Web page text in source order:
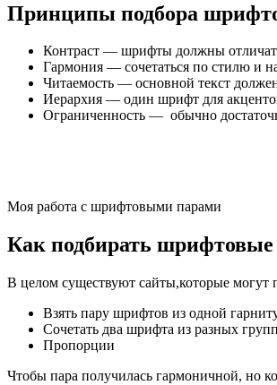
Принципы подбора
Контраст — шрифты должны
Гармония — сочетаться по стилю и
Читаемость — основной текст должен
Иерархия — один шрифт для
Ограниченность — обычно
Моя работа с шрифтовыми парами
Как подбирать
В целом существуют сайты,которые
Взять пару шрифтов из одной
Сочетать два шрифта из разных
Пропорции
Чтобы пара получилась гармоничной, но